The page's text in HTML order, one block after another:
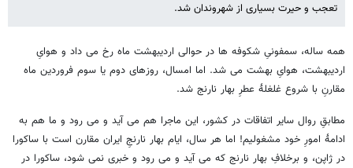
تعجب و حیرت بسیاری از شهروندان شد.
همه ساله، سمفونیِ شکوفه ها در حوالی اردیبهشت ماه رخ می داد و هوایِ
اردیبهشت، هوایِ بهشت می شد. اما امسال، روزهای دوم یا سوم فروردین ماه
مقارنِ با شروع غلغلۀ عطرِ بهار نارنج شد.
مطابقِ روال سایر اتفاقات در کشور، این ماجرا هم می آید و می رود و ما هم به
ادامۀ امورِ خود مشغولیم! اما هر سال، ایام بهار نارنجِ ایران مقارن است با ساکورا
در ژاپن، و برخلافِ بهار نارنج که می آید و می رود و خبری نمی شود، ساکورا در